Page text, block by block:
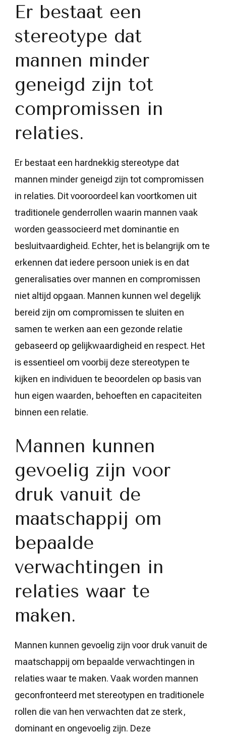
Er bestaat een
stereotype dat
mannen minder
geneigd zijn tot
compromissen in
relaties.
Er bestaat een hardnekkig stereotype dat
mannen minder geneigd zijn tot compromissen
in relaties. Dit vooroordeel kan voortkomen uit
traditionele genderrollen waarin mannen vaak
worden geassocieerd met dominantie en
besluitvaardigheid. Echter, het is belangrijk om te
erkennen dat iedere persoon uniek is en dat
generalisaties over mannen en compromissen
niet altijd opgaan. Mannen kunnen wel degelijk
bereid zijn om compromissen te sluiten en
samen te werken aan een gezonde relatie
gebaseerd op gelijkwaardigheid en respect. Het
is essentieel om voorbij deze stereotypen te
kijken en individuen te beoordelen op basis van
hun eigen waarden, behoeften en capaciteiten
binnen een relatie.
Mannen kunnen
gevoelig zijn voor
druk vanuit de
maatschappij om
bepaalde
verwachtingen in
relaties waar te
maken.
Mannen kunnen gevoelig zijn voor druk vanuit de
maatschappij om bepaalde verwachtingen in
relaties waar te maken. Vaak worden mannen
geconfronteerd met stereotypen en traditionele
rollen die van hen verwachten dat ze sterk,
dominant en ongevoelig zijn. Deze